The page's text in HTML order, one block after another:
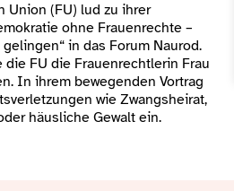
Union (FU) lud zu ihrer
ohne Frauenrechte –
in das Forum Naurod.
FU die Frauenrechtlerin Frau
In ihrem bewegenden Vortrag
wie Zwangsheirat,
häusliche Gewalt ein.